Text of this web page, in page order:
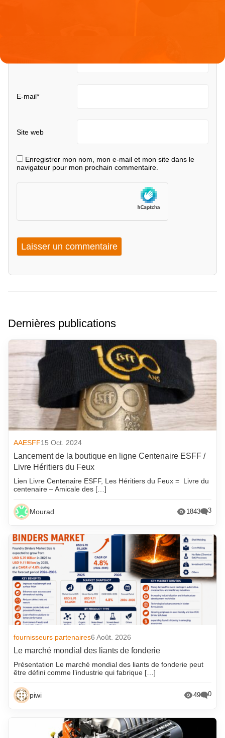
E-mail*
Site web
Enregistrer mon nom, mon e-mail et mon site dans le
navigateur pour mon prochain commentaire.
Dernières publications
AAESFF15 Oct. 2024
Lancement de la boutique en ligne Centenaire ESFF /
Livre Héritiers du Feux
Lien Livre Centenaire ESFF, Les Héritiers du Feux = Livre du
centenaire – Amicale des […]
Mourad 1843 3
fournisseurs partenaires6 Août. 2026
Le marché mondial des liants de fonderie
Présentation Le marché mondial des liants de fonderie peut
être défini comme l’industrie qui fabrique […]
piwi 49 0